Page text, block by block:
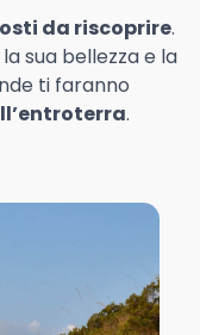
da riscoprire.
sua bellezza e la
ti faranno
.